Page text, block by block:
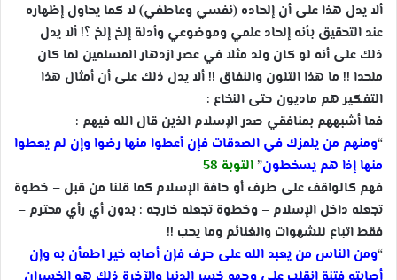
ألا يدل هذا على أن إلحاده (نفسي وعاطفي) لا كما يحاول إظهاره
عند التحقيق بأنه إلحاد علمي وموضوعي وأدلة إلخ إلخ ؟! ألا يدل
ذلك على أنه لو كان ولد مثلا في عصر ازدهار المسلمين لما كان
ملحدا !! ما هذا التلون والنفاق !! ألا يدل ذلك على أن أمثال هذا
التفكير هم ماديون حتى النخاع :
فما أشبههم بمنافقي صدر الإسلام الذين قال الله فيهم :
“ومنهم من يلمزك في الصدقات فإن أعطوا منها رضوا وإن لم يعطوا
منها إذا هم يسخطون” التوبة 58
فهم كالواقف على طرف أو حافة الإسلام كما قلنا من قبل – خطوة
تجعله داخل الإسلام – وخطوة تجعله خارجه : بدون أي رأي محترم –
فقط اتباع للشهوات والغنائم وما يحب !!
“ومن الناس من يعبد الله على حرف فإن أصابه خير اطمأن به وإن